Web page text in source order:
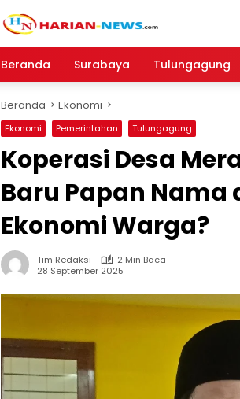
Beranda
Surabaya Tulungagung
Beranda Ekonomi
Ekonomi Pemerintahan Tulungagung
Koperasi Desa
Baru Papan Nama
Ekonomi Warga?
Tim Redaksi
2 Min Baca
28 September 2025